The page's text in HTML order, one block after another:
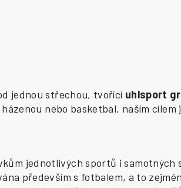
jednou střechou, tvořící uhlsport
nebo basketbal, naším
jednotlivých sportů i
především s fotbalem, a to